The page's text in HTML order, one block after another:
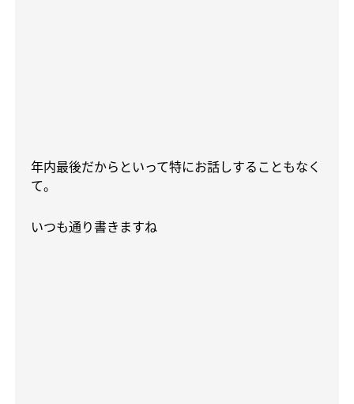
年内最後だからといって特にお話しすることもなく
て。
いつも通り書きますね